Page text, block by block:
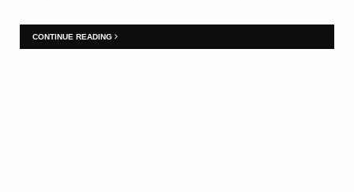
CONTINUE READING